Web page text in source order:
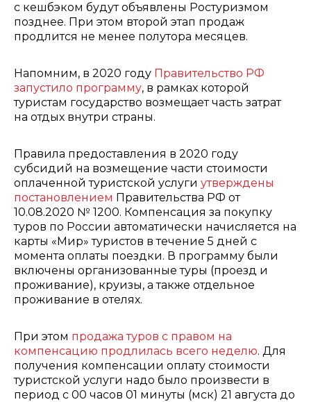
с кешбэком будут объявлены Ростуризмом
позднее. При этом второй этап продаж
продлится не менее полутора месяцев.
Напомним, в 2020 году Правительство РФ
запустило программу, в рамках которой
туристам государство возмещает часть затрат
на отдых внутри страны.
Правила предоставления в 2020 году
субсидий на возмещение части стоимости
оплаченной туристской услуги утверждены
постановлением Правительства РФ от
10.08.2020 № 1200. Компенсация за покупку
туров по России автоматически начисляется на
карты «Мир» туристов в течение 5 дней с
момента оплаты поездки. В программу были
включены организованные туры (проезд и
проживание), круизы, а также отдельное
проживание в отелях.
При этом продажа туров с правом на
компенсацию продлилась всего неделю. Для
получения компенсации оплату стоимости
туристской услуги надо было произвести в
период с 00 часов 01 минуты (мск) 21 августа до